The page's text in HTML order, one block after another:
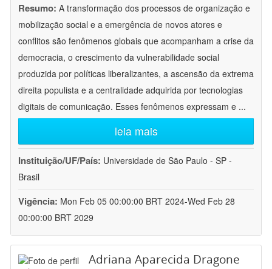
Resumo: A transformação dos processos de organização e
mobilização social e a emergência de novos atores e
conflitos são fenômenos globais que acompanham a crise da
democracia, o crescimento da vulnerabilidade social
produzida por políticas liberalizantes, a ascensão da extrema
direita populista e a centralidade adquirida por tecnologias
digitais de comunicação. Esses fenômenos expressam e ...
leia mais
Instituição/UF/País: Universidade de São Paulo - SP -
Brasil
Vigência: Mon Feb 05 00:00:00 BRT 2024-Wed Feb 28
00:00:00 BRT 2029
Adriana Aparecida Dragone